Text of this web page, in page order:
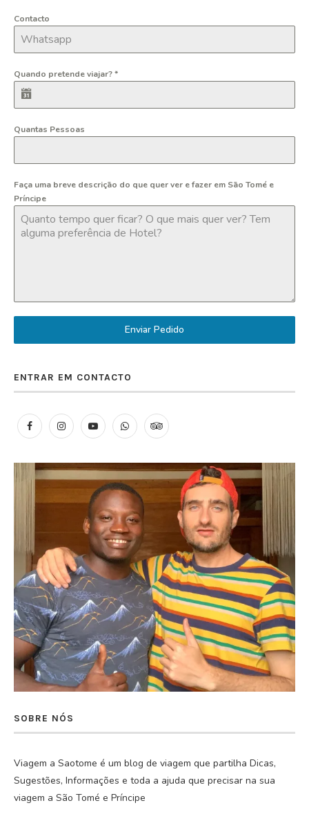
Contacto
Quando pretende viajar?*
Quantas Pessoas
Faça uma breve descrição do que quer ver e fazer em São Tomé e
Príncipe
Enviar Pedido
ENTRAR EM CONTACTO
SOBRE NÓS
Viagem a Saotome é um blog de viagem que partilha Dicas,
Sugestões, Informações e toda a ajuda que precisar na sua
viagem a São Tomé e Príncipe